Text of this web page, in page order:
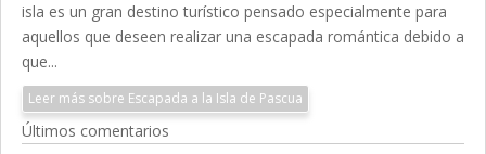
isla es un gran destino turístico pensado especialmente para
aquellos que deseen realizar una escapada romántica debido a
que...
Leer más sobre Escapada a la Isla de Pascua
Últimos comentarios